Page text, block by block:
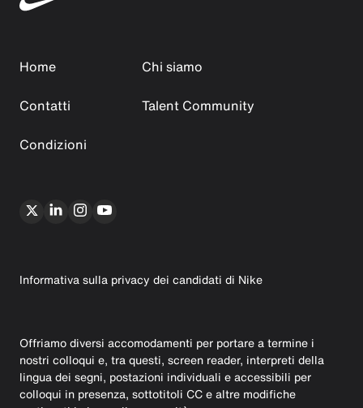
Home
Chi siamo
Contatti
Talent Community
Condizioni
Informativa sulla privacy dei candidati di Nike
Offriamo diversi accomodamenti per portare a termine i
nostri colloqui e, tra questi, screen reader, interpreti della
lingua dei segni, postazioni individuali e accessibili per
colloqui in presenza, sottotitoli CC e altre modifiche